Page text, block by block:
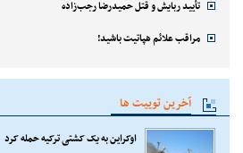
تأیید ربایش و قتل حمیدرضا رجب‌زاده
مراقب علائم هپاتیت باشید!
آخرین توییت ها
اوکراین به یک کشتی ترکیه حمله کرد